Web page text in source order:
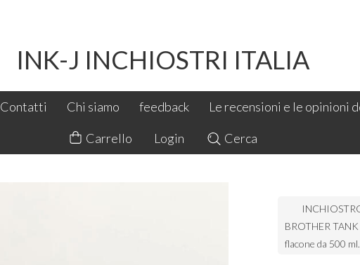
INK-J INCHIOSTRI ITALIA
Contatti Chi siamo feedback Le recensioni e le opinioni
Carrello Login Cerca
BROTHER
flacone da 500 ml.